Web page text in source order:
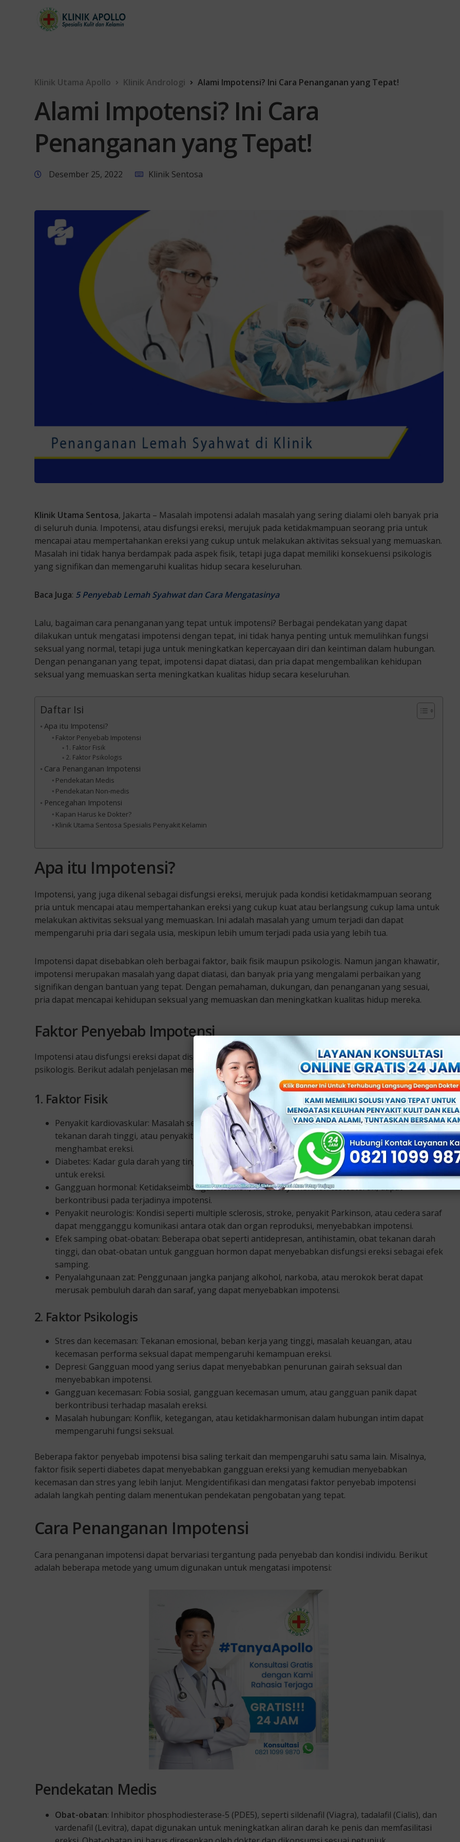
Klinik Utama Apollo Klinik Andrologi Alami Impotensi? Ini Cara Penanganan yang Tepat!
Alami Impotensi? Ini Cara
Penanganan yang Tepat!
Desember 25, 2022 Klinik Sentosa
Klinik Utama Sentosa, Jakarta – Masalah impotensi adalah masalah yang sering dialami oleh banyak pria
di seluruh dunia. Impotensi, atau disfungsi ereksi, merujuk pada ketidakmampuan seorang pria untuk
mencapai atau mempertahankan ereksi yang cukup untuk melakukan aktivitas seksual yang memuaskan.
Masalah ini tidak hanya berdampak pada aspek fisik, tetapi juga dapat memiliki konsekuensi psikologis
yang signifikan dan memengaruhi kualitas hidup secara keseluruhan.
Baca Juga: 5 Penyebab Lemah Syahwat dan Cara Mengatasinya
Lalu, bagaiman cara penanganan yang tepat untuk impotensi? Berbagai pendekatan yang dapat
dilakukan untuk mengatasi impotensi dengan tepat, ini tidak hanya penting untuk memulihkan fungsi
seksual yang normal, tetapi juga untuk meningkatkan kepercayaan diri dan keintiman dalam hubungan.
Dengan penanganan yang tepat, impotensi dapat diatasi, dan pria dapat mengembalikan kehidupan
seksual yang memuaskan serta meningkatkan kualitas hidup secara keseluruhan.
Daftar Isi
Apa itu Impotensi?
Faktor Penyebab Impotensi
1. Faktor Fisik
2. Faktor Psikologis
Cara Penanganan Impotensi
Pendekatan Medis
Pendekatan Non-medis
Pencegahan Impotensi
Kapan Harus ke Dokter?
Klinik Utama Sentosa Spesialis Penyakit Kelamin
Apa itu Impotensi?
Impotensi, yang juga dikenal sebagai disfungsi ereksi, merujuk pada kondisi ketidakmampuan seorang
pria untuk mencapai atau mempertahankan ereksi yang cukup kuat atau berlangsung cukup lama untuk
melakukan aktivitas seksual yang memuaskan. Ini adalah masalah yang umum terjadi dan dapat
mempengaruhi pria dari segala usia, meskipun lebih umum terjadi pada usia yang lebih tua.
Impotensi dapat disebabkan oleh berbagai faktor, baik fisik maupun psikologis. Namun jangan khawatir,
impotensi merupakan masalah yang dapat diatasi, dan banyak pria yang mengalami perbaikan yang
signifikan dengan bantuan yang tepat. Dengan pemahaman, dukungan, dan penanganan yang sesuai,
pria dapat mencapai kehidupan seksual yang memuaskan dan meningkatkan kualitas hidup mereka.
Faktor Penyebab Impotensi
Impotensi atau disfungsi ereksi dapat disebabkan oleh berbagai faktor, baik yang bersifat fisik maupun
psikologis. Berikut adalah penjelasan mengenai faktor penyebab impotensi:
1. Faktor Fisik
Penyakit kardiovaskular: Masalah seperti penyakit jantung, aterosklerosis (pengerasan arteri),
tekanan darah tinggi, atau penyakit pembuluh darah dapat mengganggu aliran darah ke penis,
menghambat ereksi.
Diabetes: Kadar gula darah yang tinggi dapat merusak saraf dan pembuluh darah yang penting
untuk ereksi.
Gangguan hormonal: Ketidakseimbangan hormon, khususnya hormon testosteron, dapat
berkontribusi pada terjadinya impotensi.
Penyakit neurologis: Kondisi seperti multiple sclerosis, stroke, penyakit Parkinson, atau cedera saraf
dapat mengganggu komunikasi antara otak dan organ reproduksi, menyebabkan impotensi.
Efek samping obat-obatan: Beberapa obat seperti antidepresan, antihistamin, obat tekanan darah
tinggi, dan obat-obatan untuk gangguan hormon dapat menyebabkan disfungsi ereksi sebagai efek
samping.
Penyalahgunaan zat: Penggunaan jangka panjang alkohol, narkoba, atau merokok berat dapat
merusak pembuluh darah dan saraf, yang dapat menyebabkan impotensi.
2. Faktor Psikologis
Stres dan kecemasan: Tekanan emosional, beban kerja yang tinggi, masalah keuangan, atau
kecemasan performa seksual dapat mempengaruhi kemampuan ereksi.
Depresi: Gangguan mood yang serius dapat menyebabkan penurunan gairah seksual dan
menyebabkan impotensi.
Gangguan kecemasan: Fobia sosial, gangguan kecemasan umum, atau gangguan panik dapat
berkontribusi terhadap masalah ereksi.
Masalah hubungan: Konflik, ketegangan, atau ketidakharmonisan dalam hubungan intim dapat
mempengaruhi fungsi seksual.
Beberapa faktor penyebab impotensi bisa saling terkait dan mempengaruhi satu sama lain. Misalnya,
faktor fisik seperti diabetes dapat menyebabkan gangguan ereksi yang kemudian menyebabkan
kecemasan dan stres yang lebih lanjut. Mengidentifikasi dan mengatasi faktor penyebab impotensi
adalah langkah penting dalam menentukan pendekatan pengobatan yang tepat.
Cara Penanganan Impotensi
Cara penanganan impotensi dapat bervariasi tergantung pada penyebab dan kondisi individu. Berikut
adalah beberapa metode yang umum digunakan untuk mengatasi impotensi:
Pendekatan Medis
Obat-obatan: Inhibitor phosphodiesterase-5 (PDE5), seperti sildenafil (Viagra), tadalafil (Cialis), dan
vardenafil (Levitra), dapat digunakan untuk meningkatkan aliran darah ke penis dan memfasilitasi